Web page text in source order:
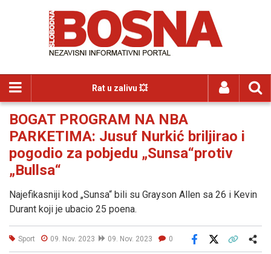
Rat u zalivu 💥
BOGAT PROGRAM NA NBA
PARKETIMA: Jusuf Nurkić briljirao i
pogodio za pobjedu „Sunsa“protiv
„Bullsa“
Najefikasniji kod „Sunsa“ bili su Grayson Allen sa 26 i Kevin
Durant koji je ubacio 25 poena.
Sport 09. Nov. 2023 09. Nov. 2023 0
Facebook